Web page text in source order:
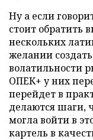
Ну а если
стоит обратить
нескольких
желании
волатильности
ОПЕК+ у них
перейдет в
делаются шаги,
могла войти в
картель в